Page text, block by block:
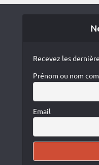
Recevez les
Prénom ou nom
Email